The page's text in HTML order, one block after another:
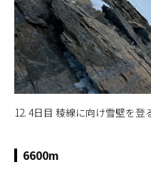
12. 4日目 稜線に向け雪壁を登
6600m